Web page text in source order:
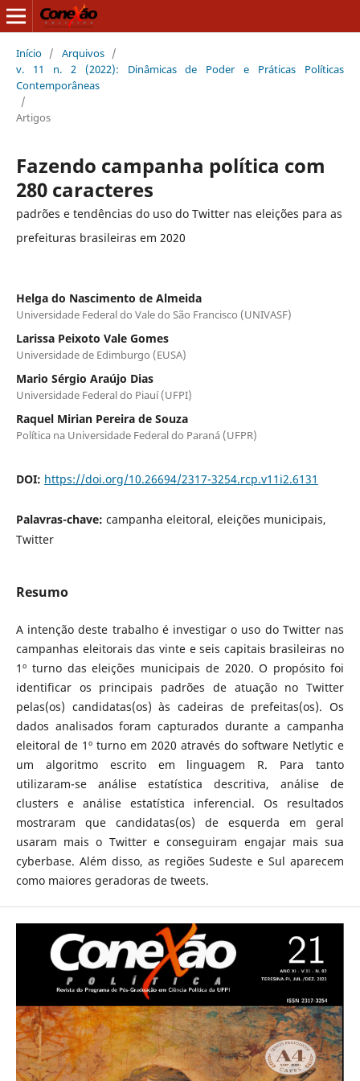
Início / Arquivos /
v. 11 n. 2 (2022): Dinâmicas de Poder e Práticas Políticas
Contemporâneas
/
Artigos
Fazendo campanha política com
280 caracteres
padrões e tendências do uso do Twitter nas eleições para as
prefeituras brasileiras em 2020
Helga do Nascimento de Almeida
Universidade Federal do Vale do São Francisco (UNIVASF)
Larissa Peixoto Vale Gomes
Universidade de Edimburgo (EUSA)
Mario Sérgio Araújo Dias
Universidade Federal do Piauí (UFPI)
Raquel Mirian Pereira de Souza
Política na Universidade Federal do Paraná (UFPR)
DOI: https://doi.org/10.26694/2317-3254.rcp.v11i2.6131
Palavras-chave: campanha eleitoral, eleições municipais,
Twitter
Resumo
A intenção deste trabalho é investigar o uso do Twitter nas
campanhas eleitorais das vinte e seis capitais brasileiras no
1º turno das eleições municipais de 2020. O propósito foi
identificar os principais padrões de atuação no Twitter
pelas(os) candidatas(os) às cadeiras de prefeitas(os). Os
dados analisados foram capturados durante a campanha
eleitoral de 1º turno em 2020 através do software Netlytic e
um algoritmo escrito em linguagem R. Para tanto
utilizaram-se análise estatística descritiva, análise de
clusters e análise estatística inferencial. Os resultados
mostraram que candidatas(os) de esquerda em geral
usaram mais o Twitter e conseguiram engajar mais sua
cyberbase. Além disso, as regiões Sudeste e Sul aparecem
como maiores geradoras de tweets.